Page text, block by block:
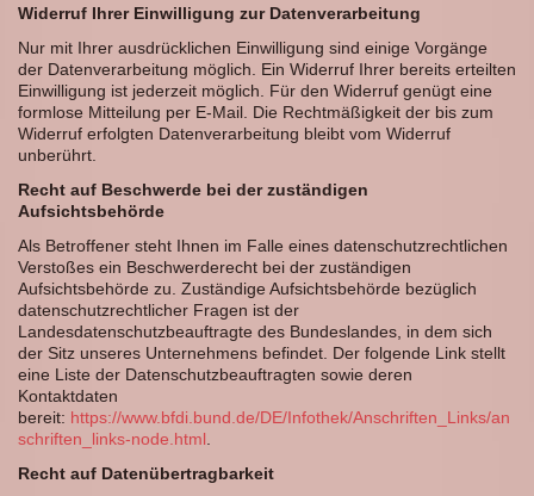
Widerruf Ihrer Einwilligung zur Datenverarbeitung
Nur mit Ihrer ausdrücklichen Einwilligung sind einige Vorgänge
der Datenverarbeitung möglich. Ein Widerruf Ihrer bereits erteilten
Einwilligung ist jederzeit möglich. Für den Widerruf genügt eine
formlose Mitteilung per E-Mail. Die Rechtmäßigkeit der bis zum
Widerruf erfolgten Datenverarbeitung bleibt vom Widerruf
unberührt.
Recht auf Beschwerde bei der zuständigen
Aufsichtsbehörde
Als Betroffener steht Ihnen im Falle eines datenschutzrechtlichen
Verstoßes ein Beschwerderecht bei der zuständigen
Aufsichtsbehörde zu. Zuständige Aufsichtsbehörde bezüglich
datenschutzrechtlicher Fragen ist der
Landesdatenschutzbeauftragte des Bundeslandes, in dem sich
der Sitz unseres Unternehmens befindet. Der folgende Link stellt
eine Liste der Datenschutzbeauftragten sowie deren
Kontaktdaten
bereit: https://www.bfdi.bund.de/DE/Infothek/Anschriften_Links/an
schriften_links-node.html
Recht auf Datenübertragbarkeit